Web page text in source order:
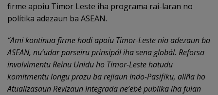
firme apoiu Timor Leste iha programa rai-laran no
polítika adezaun ba ASEAN.
“Ami kontinua firme hodi apoiu Timor-Leste nia adezaun ba
ASEAN, nu’udar parseiru prinsipál iha sena globál. Reforsa
involvimentu Reinu Unidu ho Timor-Leste hatudu
komitmentu longu prazu ba rejiaun Indo-Pasifiku, aliña ho
AtualizasaunRevizaunIntegrada ne’ebépublika iha fulan